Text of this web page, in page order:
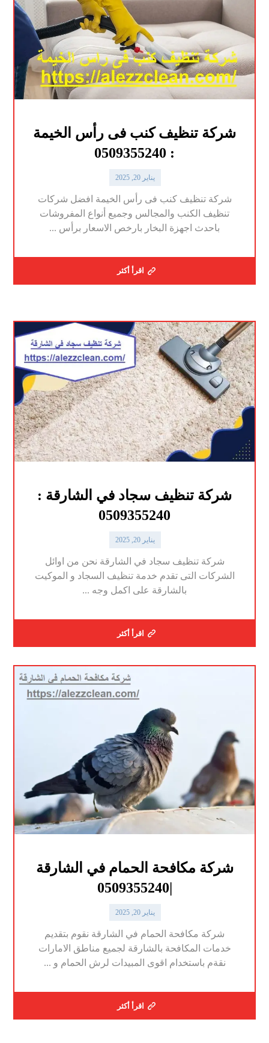
شركة تنظيف كنب فى رأس الخيمة
: 0509355240
يناير 20, 2025
شركة تنظيف كنب فى رأس الخيمة افضل شركات
تنظيف الكنب والمجالس وجميع أنواع المفروشات
باحدث اجهزة البخار بارخص الاسعار برأس ...
اقرأ أكثر
شركة تنظيف سجاد في الشارقة :
0509355240
يناير 20, 2025
شركة تنظيف سجاد في الشارقة نحن من اوائل
الشركات التى تقدم خدمة تنظيف السجاد و الموكيت
بالشارقة على اكمل وجه ...
اقرأ أكثر
شركة مكافحة الحمام في الشارقة
يناير 20, 2025
شركة مكافحة الحمام في الشارقة نقوم بتقديم
خدمات المكافحة بالشارقة لجميع مناطق الامارات
نقةم باستخدام اقوى المبيدات لرش الحمام و ...
اقرأ أكثر